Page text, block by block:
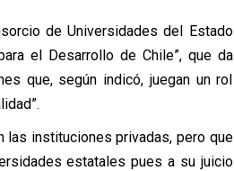
de Universidades del Estado
el Desarrollo de Chile”, que da
que, según indicó, juegan un rol
las instituciones privadas, pero que
estatales pues a su juicio